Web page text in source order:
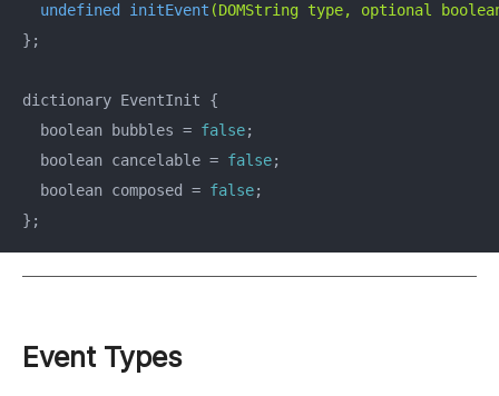
undefined initEvent (DOMString type, optional
};
dictionary EventInit {
  boolean bubbles =
false;
  boolean cancelable =
false;
  boolean composed =
false;
};
Event Types